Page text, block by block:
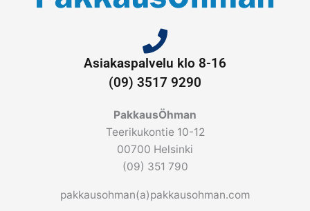
Asiakaspalvelu klo 8-16
(09) 3517 9290
PakkausÖhman
Teerikukontie 10-12
00700 Helsinki
(09) 351 790
pakkausohman(a)pakkausohman.com